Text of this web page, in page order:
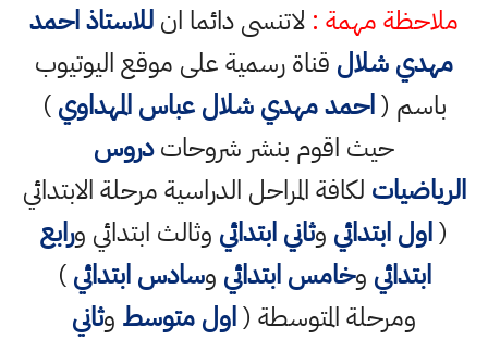
ملاحظة مهمة : لاتنسى دائما انللاستاذ احمد
مهدي شلال قناة رسمية على موقع اليوتيوب
باسم (احمد مهدي شلال عباس المهداوي)
حيث اقوم بنشر شروحاتدروس
الرياضيات لكافة المراحل الدراسية مرحلة الابتدائي
(اول ابتدائي وثاني ابتدائي وثالث ابتدائي ورابع
ابتدائي وخامس ابتدائي وسادس ابتدائي)
ومرحلة المتوسطة (اول متوسط وثاني